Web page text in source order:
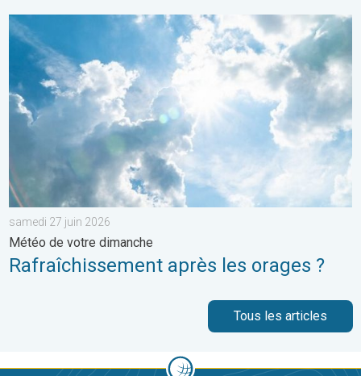
Rafraîchissement après les orages ?. Météo de votre
samedi 27 juin 2026
Météo de votre dimanche
Rafraîchissement après les orages ?
Tous les articles